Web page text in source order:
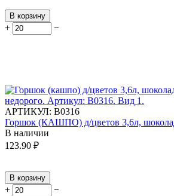
В корзину
+ −
АРТИКУЛ: В0316
Горшок (КАШПО) д/цветов 3,6л,
В наличии
123.90 ₽
В корзину
+ −